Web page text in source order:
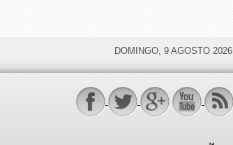
DOMINGO, 9 AGOSTO 2026